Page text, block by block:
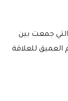
التي جمعت بين
العميق للعلاقة